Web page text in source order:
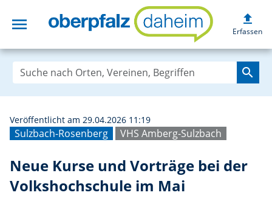
menu Neue Kurse
upload
Erfassen
search
Sulzbach-Rosenberg VHS Amberg-Sulzbach
Veröffentlicht am 29.04.2026 11:19
Neue Kurse und Vorträge bei der
Volkshochschule im Mai